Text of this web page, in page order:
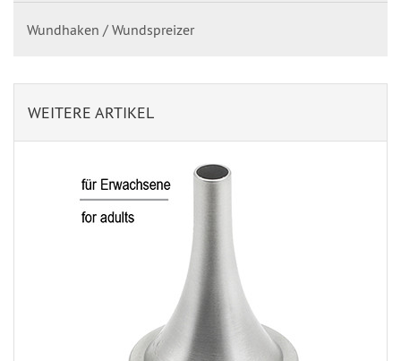
Wundhaken / Wundspreizer
WEITERE ARTIKEL